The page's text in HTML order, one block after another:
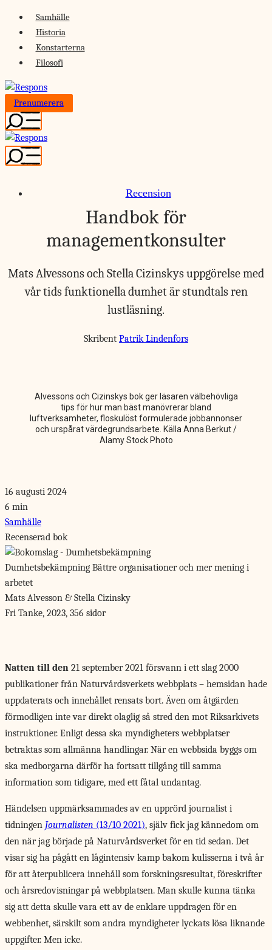
Skip
content
Samhälle
Historia
Konstarterna
Filosofi
Prenumerera
Recension
Handbok för
managementkonsulter
Mats Alvessons och Stella Cizinskys uppgörelse med
vår tids funktionella dumhet är stundtals ren
lustläsning.
Skribent Patrik Lindenfors
Alvessons och Cizinskys bok ger läsaren välbehövliga
tips för hur man bäst manövrerar bland
luftverksamheter, floskulöst formulerade jobbannonser
och urspårat värdegrundsarbete. Källa Anna Berkut /
Alamy Stock Photo
16 augusti 2024
6 min
Samhälle
Recenserad bok
Dumhetsbekämpning Bättre organisationer och mer mening i
arbetet
Mats Alvesson & Stella Cizinsky
Fri Tanke, 2023, 356 sidor
Natten till den 21 september 2021 försvann i ett slag 2000
publikationer från Naturvårdsverkets webbplats – hemsidan hade
uppdaterats och innehållet rensats bort. Även om åtgärden
förmodligen inte var direkt olaglig så stred den mot Riksarkivets
instruktioner. Enligt dessa ska myndigheters webbplatser
betraktas som allmänna handlingar. När en webbsida byggs om
ska medborgarna därför ha fortsatt tillgång till samma
information som tidigare, med ett fåtal undantag.
Händelsen uppmärksammades av en upprörd journalist i
tidningen Journalisten (13/10 2021), själv fick jag kännedom om
den när jag började på Naturvårdsverket för en tid sedan. Det
visar sig ha pågått en lågintensiv kamp bakom kulisserna i två år
för att återpublicera innehåll som forskningsresultat, föreskrifter
och årsredovisningar på webbplatsen. Man skulle kunna tänka
sig att detta skulle vara ett av de enklare uppdragen för en
webbenhet, särskilt som andra myndigheter lyckats lösa liknande
uppgifter. Men icke.